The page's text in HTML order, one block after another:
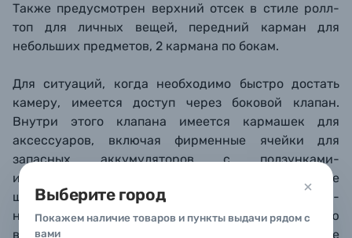
Выберите город
Покажем наличие товаров и пункты выдачи рядом с
вами
Также предусмотрен верхний отсек в стиле ролл-
топ для личных вещей, передний карман для
небольших предметов, 2 кармана по бокам.
Для ситуаций, когда необходимо быстро достать
камеру, имеется доступ через боковой клапан.
Внутри этого клапана имеется кармашек для
аксессуаров, включая фирменные ячейки для
запасных аккумуляторов с ползунками-
индикаторами (свежий / севший). Эластичные
шнурки по бокам позволяют закрепить какие-
нибудь легкие предметы: к примеру, свернутую
верхнюю одежду. Благодаря большой глубине